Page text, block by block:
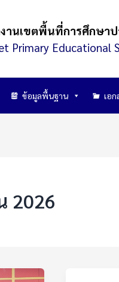
านเขตพื้นที่การศึกษาป
Primary Educational
ข้อมูลพื้นฐาน เอ
2026